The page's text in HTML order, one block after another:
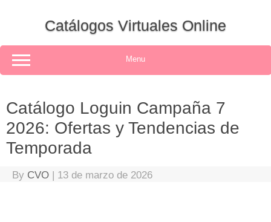
Catálogos Virtuales Online
Menu
Catálogo Loguin Campaña 7
2026: Ofertas y Tendencias de
Temporada
By CVO | 13 de marzo de 2026